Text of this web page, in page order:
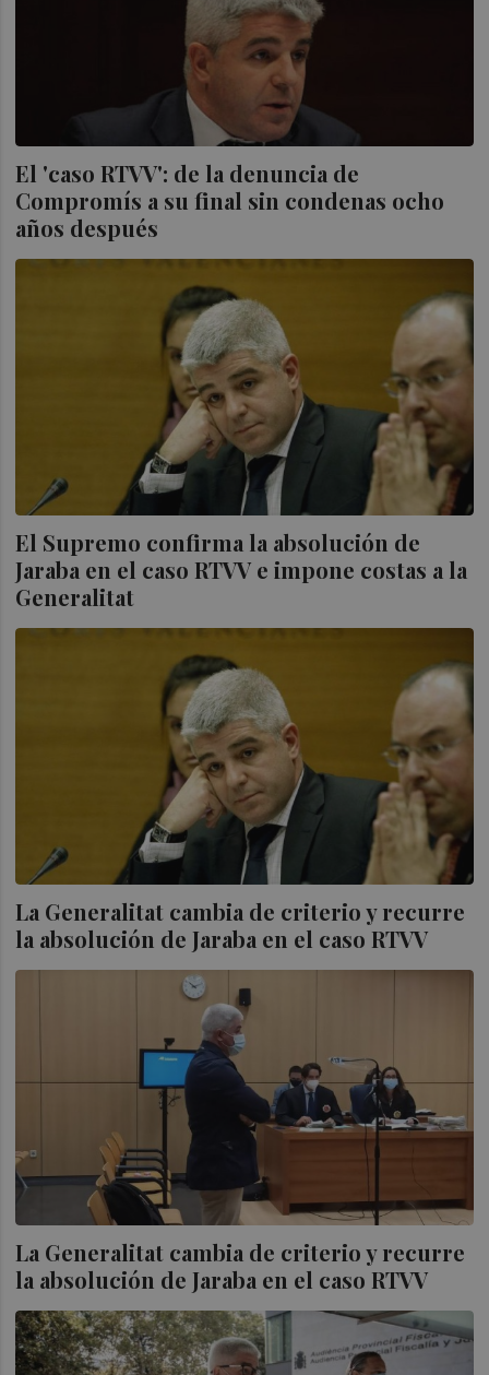
El 'caso RTVV': de la denuncia de
Compromís a su final sin condenas ocho
años después
El Supremo confirma la absolución de
Jaraba en el caso RTVV e impone costas a la
Generalitat
La Generalitat cambia de criterio y recurre
la absolución de Jaraba en el caso RTVV
La Generalitat cambia de criterio y recurre
la absolución de Jaraba en el caso RTVV